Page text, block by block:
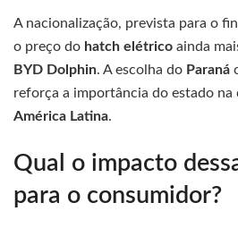
A nacionalização, prevista para o
o preço do hatch elétrico ainda
BYD Dolphin. A escolha do Paraná
reforça a importância do estado na
América Latina.
Qual o impacto
para o consumidor?